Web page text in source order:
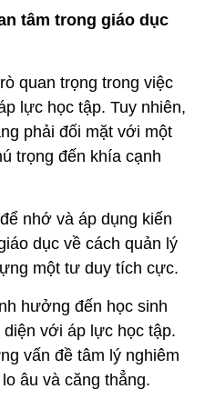
tâm trong giáo dục
quan trọng trong việc
lực học tập. Tuy nhiên,
phải đối mặt với một
trọng đến khía cạnh
nhớ và áp dụng kiến
dục về cách quản lý
một tư duy tích cực.
hưởng đến học sinh
với áp lực học tập.
vấn đề tâm lý nghiêm
âu và căng thẳng.